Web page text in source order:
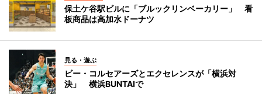
保土ケ谷駅ビルに「ブルックリンベーカリー」 看
板商品は高加水ドーナツ
見る・遊ぶ
ビー・コルセアーズとエクセレンスが「横浜対
決」 横浜BUNTAIで